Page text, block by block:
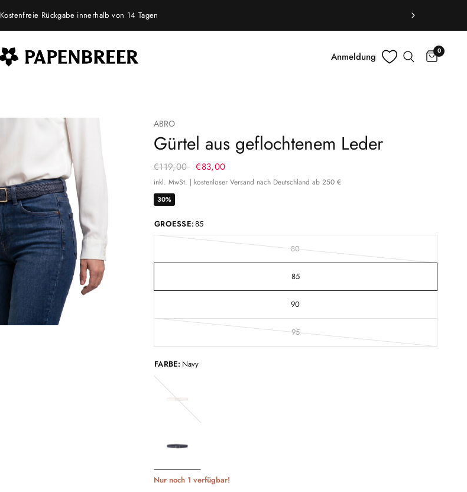
Kostenfreie Rückgabe innerhalb von 14 Tagen
Anmeldung 0
ABRO
Gürtel aus geflochtenem Leder
€119,00 €83,00
inkl. MwSt. | kostenloser Versand nach Deutschland ab 250 €
30%
GROESSE:85
80
85
90
95
FARBE: Navy
Beige
Nur noch 1 verfügbar!